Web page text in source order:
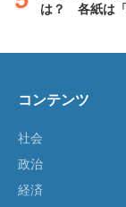
は？ 各紙は「
コンテンツ
社会
政治
経済